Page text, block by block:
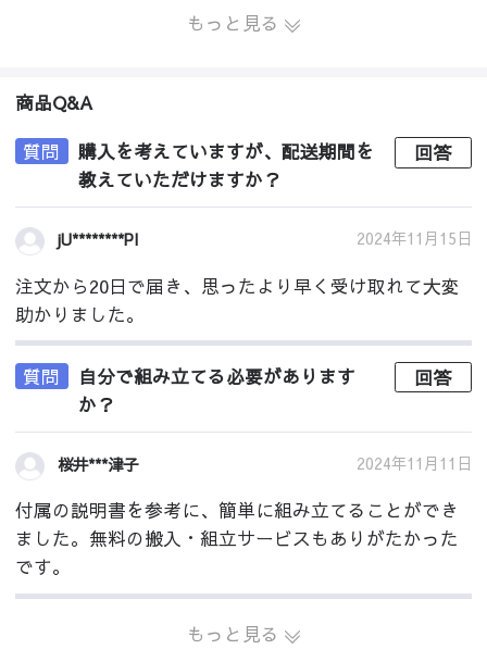
もっと見る
商品Q&A
質問
購入を考えていますが、配送期間を
教えていただけますか？
回答
jU********PI 2024年11月15日
注文から20日で届き、思ったより早く受け取れて大変
助かりました。
質問
自分で組み立てる必要があります
か？
回答
桜井***津子 2024年11月11日
付属の説明書を参考に、簡単に組み立てることができ
ました。無料の搬入・組立サービスもありがたかった
です。
もっと見る